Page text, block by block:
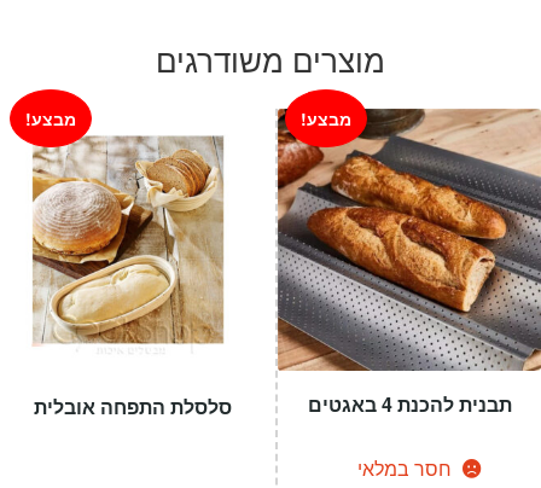
הוא:
₪799.
מוצרים משודרגים
סלסלת התפחה אובלית
מבצע!
תבנית להכנת 4 באגטים
חסר במלאי
מבצע!